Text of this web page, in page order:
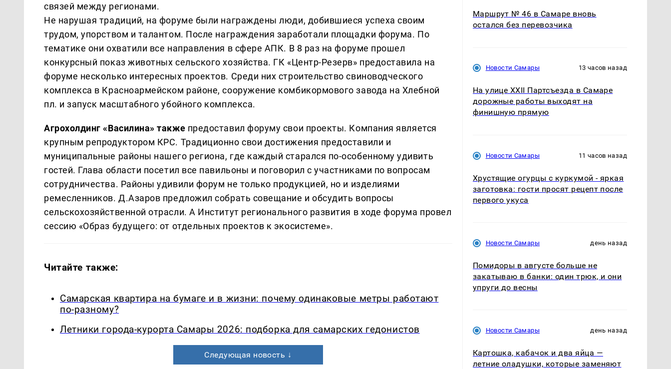
связей между регионами.
Не нарушая традиций, на форуме были награждены люди, добившиеся успеха своим
трудом, упорством и талантом. После награждения заработали площадки форума. По
тематике они охватили все направления в сфере АПК. В 8 раз на форуме прошел
конкурсный показ животных сельского хозяйства. ГК «Центр-Резерв» предоставила на
форуме несколько интересных проектов. Среди них строительство свиноводческого
комплекса в Красноармейском районе, сооружение комбикормового завода на Хлебной
пл. и запуск масштабного убойного комплекса.
Агрохолдинг «Василина» также предоставил форуму свои проекты. Компания является
крупным репродуктором КРС. Традиционно свои достижения предоставили и
муниципальные районы нашего региона, где каждый старался по-особенному удивить
гостей. Глава области посетил все павильоны и поговорил с участниками по вопросам
сотрудничества. Районы удивили форум не только продукцией, но и изделиями
ремесленников. Д.Азаров предложил собрать совещание и обсудить вопросы
сельскохозяйственной отрасли. А Институт регионального развития в ходе форума провел
сессию «Образ будущего: от отдельных проектов к экосистеме».
Читайте также:
Самарская квартира на бумаге и в жизни: почему одинаковые метры работают
по-разному?
Летники города-курорта Самары 2026: подборка для самарских гедонистов
Следующая новость ↓
Маршрут № 46 в Самаре вновь
остался без перевозчика
Новости Самары 13 часов назад
На улице XXII Партсъезда в Самаре
дорожные работы выходят на
финишную прямую
Новости Самары 11 часов назад
Хрустящие огурцы с куркумой - яркая
заготовка: гости просят рецепт после
первого укуса
Новости Самары день назад
Помидоры в августе больше не
закатываю в банки: один трюк, и они
упруги до весны
Новости Самары день назад
Картошка, кабачок и два яйца —
летние оладушки, которые заменяют